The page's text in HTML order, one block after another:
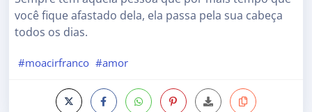
você fique afastado dela, ela passa pela sua cabeça
todos os dias.
#moacirfranco #amor